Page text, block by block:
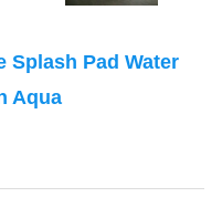
Splash Pad Water
Aqua